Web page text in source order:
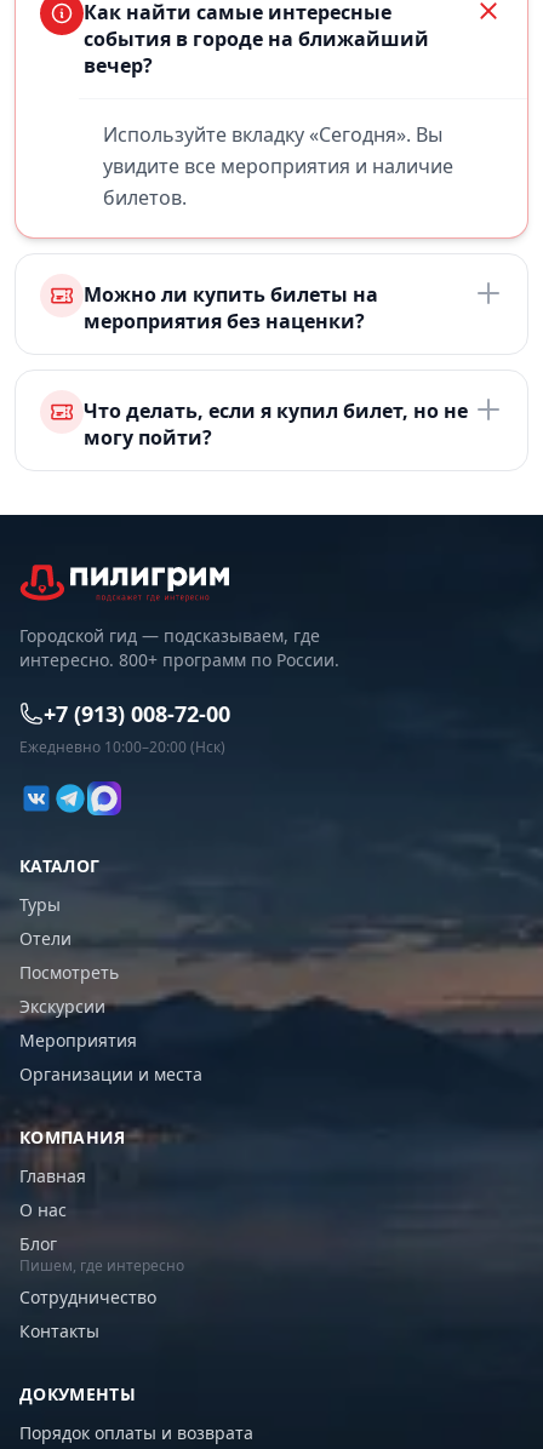
Как найти самые интересные
события в городе на ближайший
вечер?
Используйте вкладку «Сегодня». Вы
увидите все мероприятия и наличие
билетов.
Можно ли купить билеты на
мероприятия без наценки?
Что делать, если я купил билет, но не
могу пойти?
Городской гид — подсказываем, где
интересно. 800+ программ по России.
+7 (913) 008-72-00
Ежедневно 10:00–20:00 (Нск)
КАТАЛОГ
Туры
Отели
Посмотреть
Экскурсии
Мероприятия
Организации и места
КОМПАНИЯ
Главная
О нас
Блог
Пишем, где интересно
Сотрудничество
Контакты
ДОКУМЕНТЫ
Порядок оплаты и возврата